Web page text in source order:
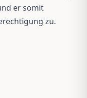
er somit
zu.